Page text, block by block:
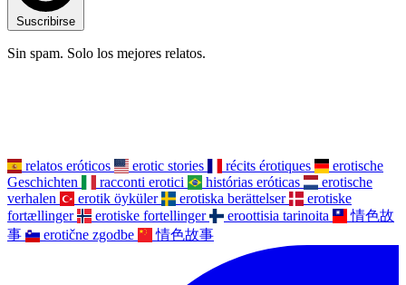
Suscribirse
Sin spam. Solo los mejores relatos.
relatos eróticos erotic stories récits érotiques
erotische
Geschichten
racconti erotici histórias eróticas
erotische
verhalen
erotik öyküler erotiska berättelser
erotiske
fortællinger
erotiske fortellinger eroottisia tarinoita
情色故
事
erotične zgodbe 情色故事